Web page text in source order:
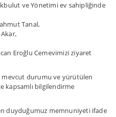
ve Yönetimi ev sahipliğinde
Tanal,
Akar,
Eroğlu Cemevimizi ziyaret
mevcut durumu ve yürütülen
kapsamlı bilgilendirme
duyduğumuz memnuniyeti ifade